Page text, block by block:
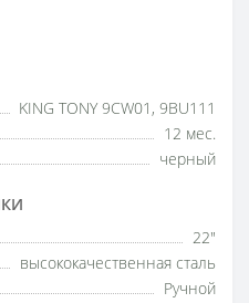
KING TONY 9CW01, 9BU111
12 мес.
черный
22"
высококачественная сталь
Ручной